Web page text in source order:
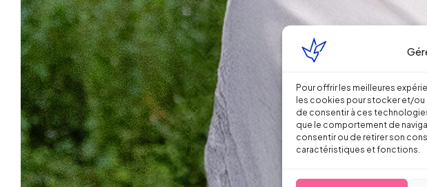
Pour offrir les meilleures
les cookies pour stocker et/ou
de consentir à ces
que le comportement de
consentir ou de retirer son
caractéristiques et fonctions.